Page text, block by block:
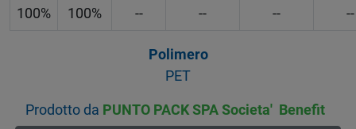
100% 100% -- -- -- --
Polimero
PET
Prodotto da PUNTO PACK SPA Societa' Benefit